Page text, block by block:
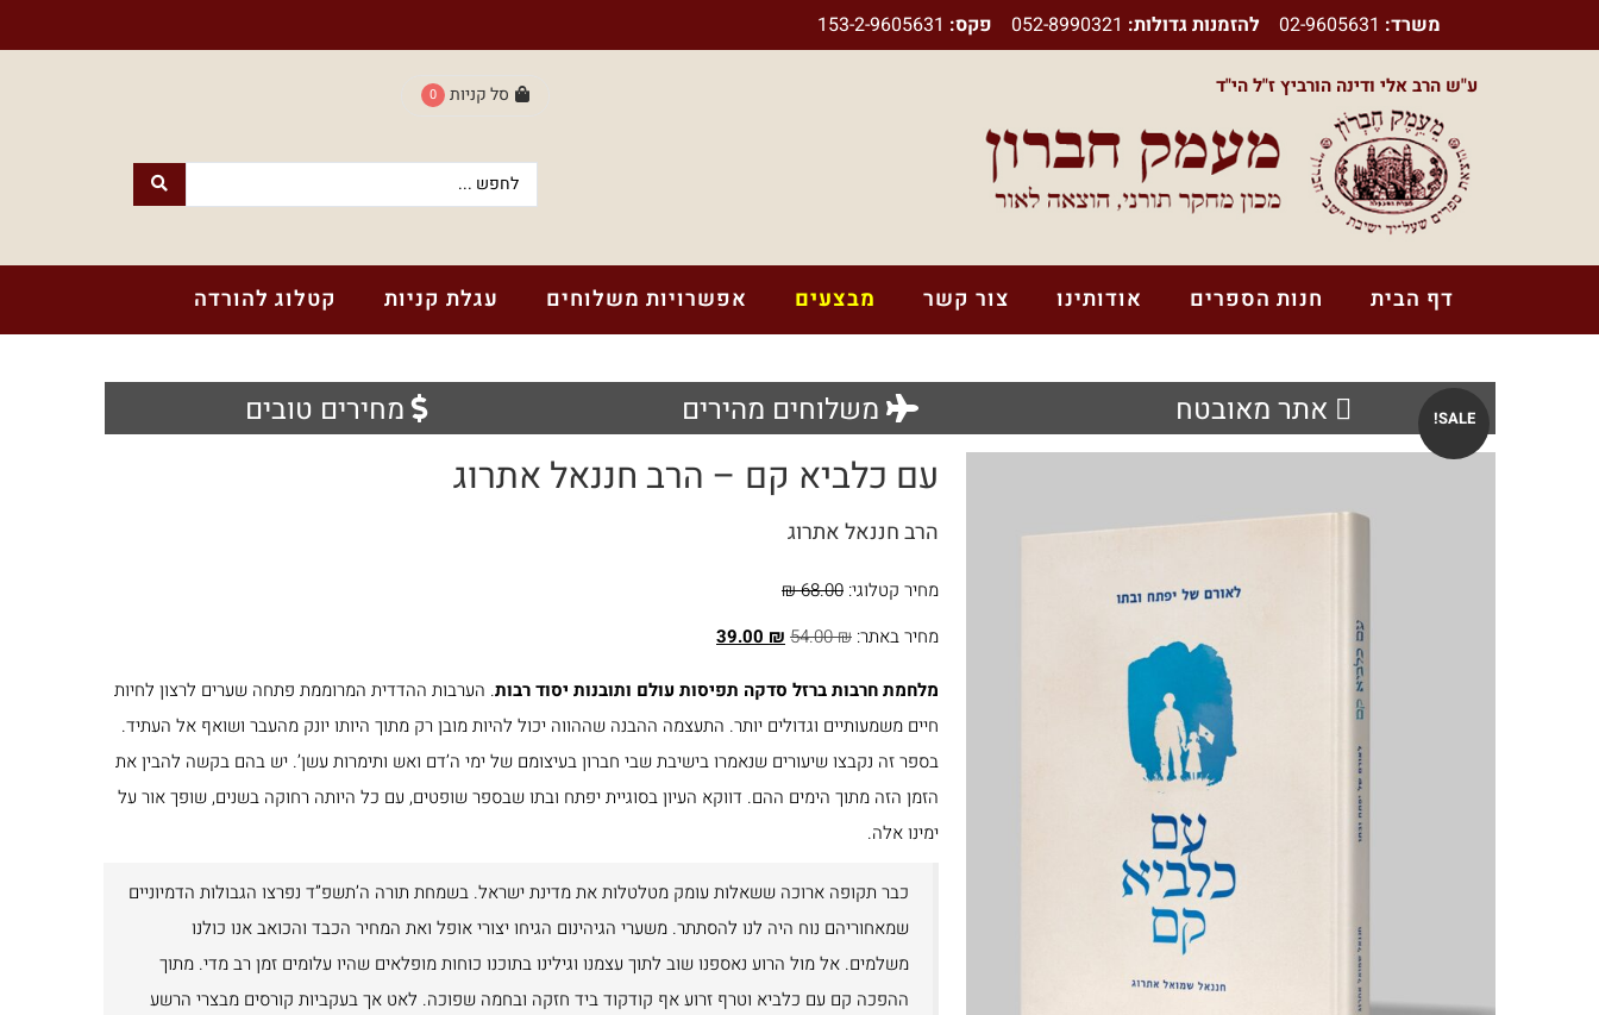
משרד: 02-9605631 להזמנות גדולות: 052-8990321 פקס: 153-2-9605631
ע"ש הרב אלי ודינה הורביץ ז"ל הי"ד סל קניות 0
דף הבית חנות הספרים
לוח לימוד יומי לחיילים ולבנות שירות
ספרים בנושא חגים ומועדים
ספרים בנושא חינוך ומשפחה
ספרים בנושא תנ"ך
ספרים בנושא הלכה ומנהג
ספרי הרב משה בלייכר
ספרי הרב אלי אדלר
ספרי הרב מאיר כהן
ספרי הרב אברהם וסרמן
ספרי הרב טוביה בלייכר
אודותינו צור קשר מבצעים אפשרויות משלוחים עגלת קניות קטלוג להורדה
אתר מאובטח משלוחים מהירים מחירים טובים SALE!
עם כלביא קם – הרב חננאל אתרוג
הרב חננאל אתרוג
מחיר קטלוגי: 68.00 ₪
מחיר באתר:
54.00₪
39.00 ₪
מלחמת חרבות ברזל סדקה תפיסות עולם ותובנות יסוד רבות. הערבות ההדדית המרוממת פתחה שערים לרצון לחיות
חיים משמעותיים וגדולים יותר. התעצמה ההבנה שההווה יכול להיות מובן רק מתוך היותו יונק מהעבר ושואף אל העתיד.
בספר זה נקבצו שיעורים שנאמרו בישיבת שבי חברון בעיצומם של ימי ה’דם ואש ותימרות עשן’. יש בהם בקשה להבין את
הזמן הזה מתוך הימים ההם. דווקא העיון בסוגיית יפתח ובתו שבספר שופטים, עם כל היותה רחוקה בשנים, שופך אור על
ימינו אלה.
כבר תקופה ארוכה ששאלות עומק מטלטלות את מדינת ישראל. בשמחת תורה ה’תשפ”ד נפרצו הגבולות הדמיוניים
שמאחוריהם נוח היה לנו להסתתר. משערי הגיהינום הגיחו יצורי אופל ואת המחיר הכבד והכואב אנו כולנו
משלמים. אל מול הרוע נאספנו שוב לתוך עצמנו וגילינו בתוכנו כוחות מופלאים שהיו עלומים זמן רב מדי. מתוך
ההפכה קם עם כלביא וטרף זרוע אף קודקוד ביד חזקה ובחמה שפוכה. לאט אך בעקביות קורסים מבצרי הרשע